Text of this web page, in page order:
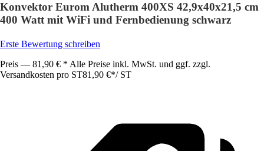
Konvektor Eurom Alutherm 400XS 42,9x40x21,5 cm
400 Watt mit WiFi und Fernbedienung schwarz
Erste Bewertung schreiben
Preis — 81,90 € * Alle Preise inkl. MwSt. und ggf. zzgl.
Versandkosten pro ST81,90 €*/ ST